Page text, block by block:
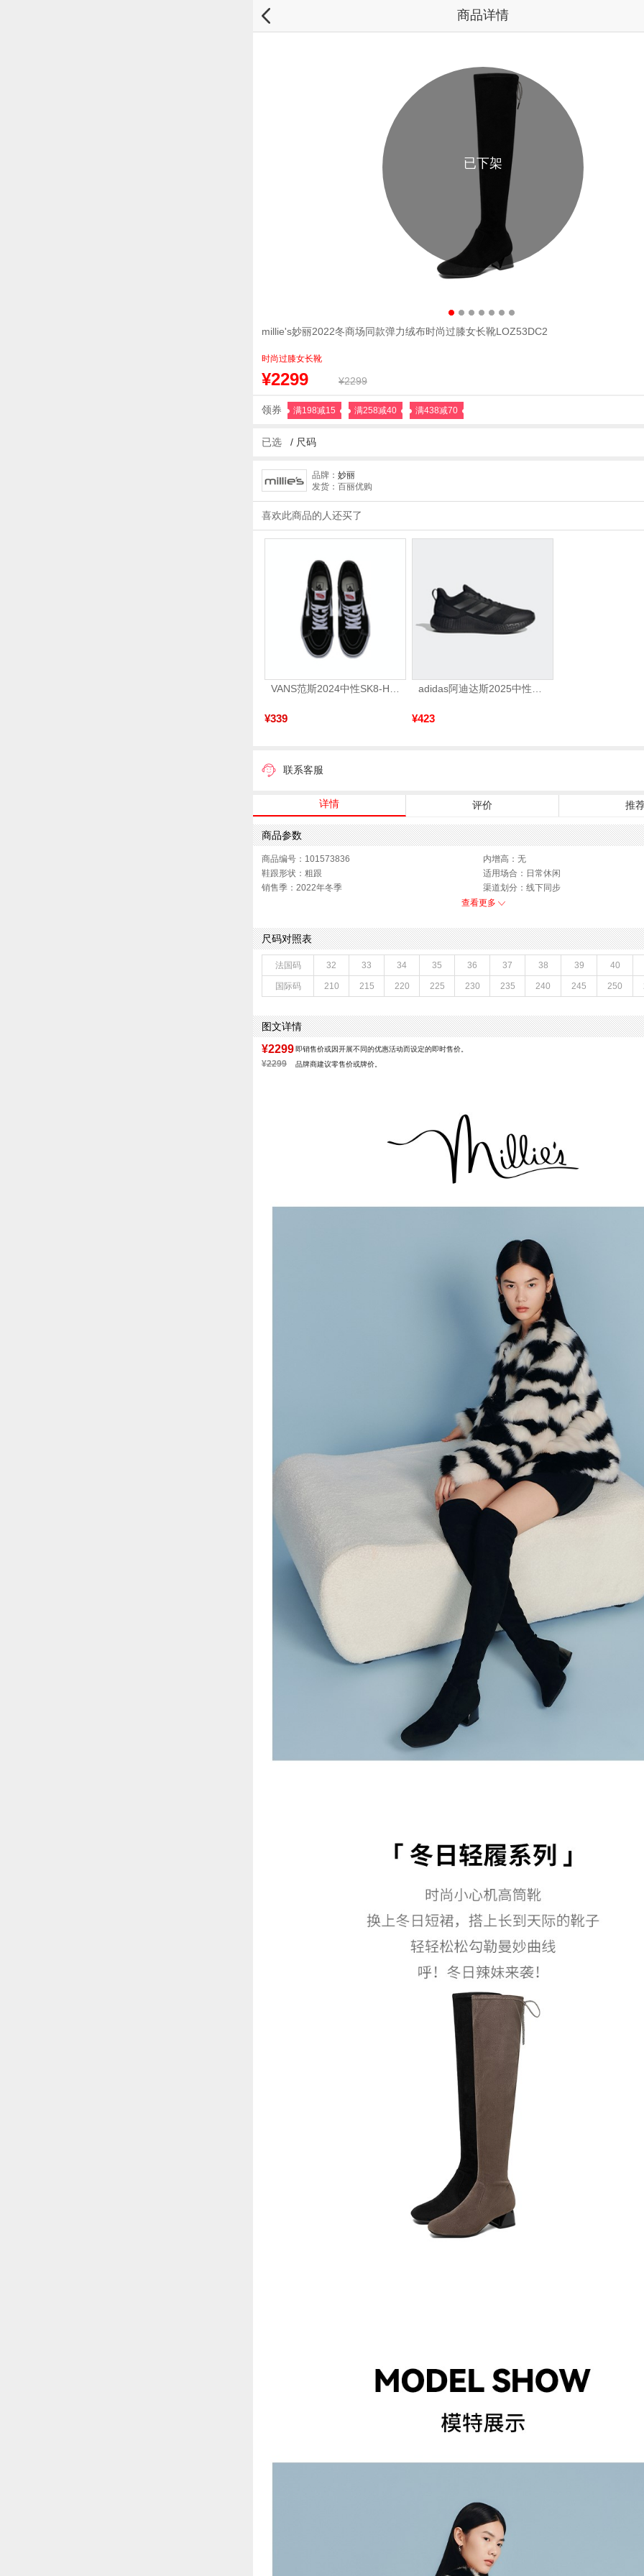
商品详情
已下架
millie's妙丽2022冬商场同款弹力绒布时尚过膝女长靴LOZ53DC2
时尚过膝女长靴
¥2299 ¥2299
领券 满198减15 满258减40 满438减70
已选 / 尺码
品牌： 妙丽
发货：百丽优购
喜欢此商品的人还买了
¥339 ¥423
联系客服
详情 评价 推
商品参数
商品编号：101573836
内增高：无
鞋跟形状：粗跟
适用场合：日常休闲
销售季：2022年冬季
渠道划分：线下同步
鞋底材质：橡胶底
色系：黑色
鞋类流行款式：弹力靴
流行元素：纯色
靴筒筒面材质：织物面料
参考标准尺码：36码
闭合方式：套脚
前掌高度：无
款式季节：冬季
配跟：无
鞋垫材质：猪皮革
鞋面材质：猪皮革
鞋面图案：纯色
参考鞋长(女)：23CM
制鞋工艺：胶贴皮鞋
跟高数值：4.5CM
皮质特征：织物
查看更多
尺码对照表
法国码 32 33 34 35 36 37 38 39 40
国际码 210 215 220 225 230 235 240 245 250
图文详情
¥2299 即销售价或因开展不同的优惠活动而设定的即时售价。
¥2299 品牌商建议零售价或牌价。